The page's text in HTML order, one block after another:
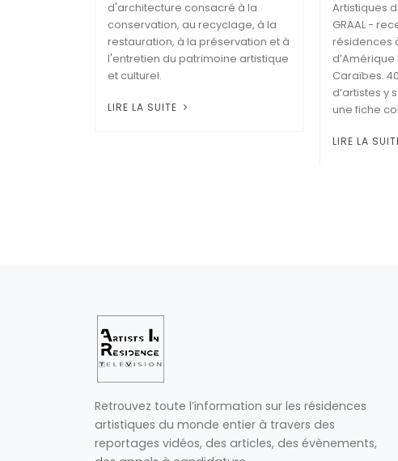
d'architecture consacré à la
conservation, au recyclage, à la
restauration, à la préservation et à
l'entretien du patrimoine artistique
et culturel.
LIRE LA SUITE
Artistiques
GRAAL -
résidences
Caraïbes.
d’artistes y
une fiche
LIRE LA
Retrouvez toute l’information sur les résidences
artistiques du monde entier à travers des
reportages vidéos, des articles, des évènements,